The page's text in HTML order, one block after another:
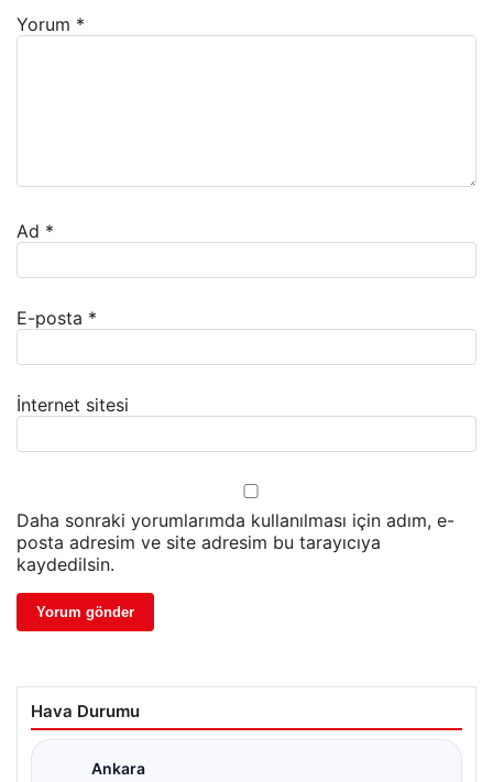
Yorum *
Ad *
E-posta *
İnternet sitesi
Daha sonraki yorumlarımda kullanılması için adım, e-
posta adresim ve site adresim bu tarayıcıya
kaydedilsin.
Hava Durumu
Ankara